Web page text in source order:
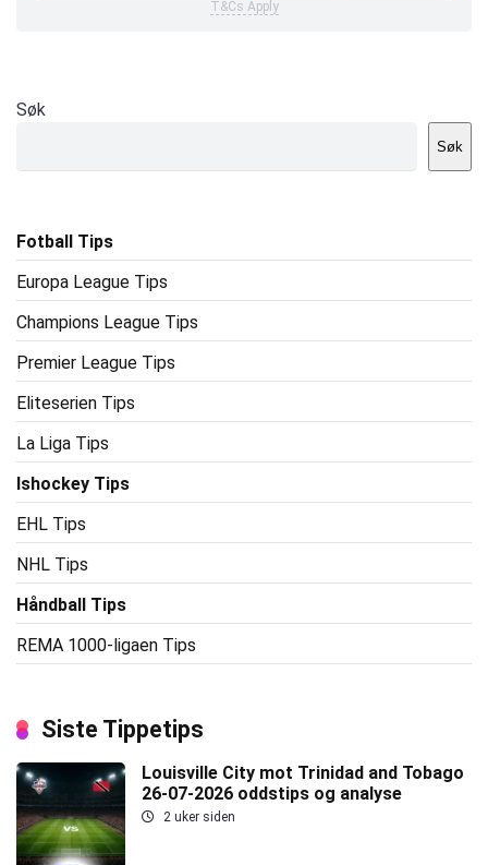
T&Cs Apply
Søk
Søk
Fotball Tips
Europa League Tips
Champions League Tips
Premier League Tips
Eliteserien Tips
La Liga Tips
Ishockey Tips
EHL Tips
NHL Tips
Håndball Tips
REMA 1000-ligaen Tips
Siste Tippetips
Louisville City mot Trinidad and Tobago
26-07-2026 oddstips og analyse
2 uker siden